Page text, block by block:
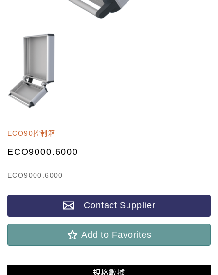
ECO90控制箱
ECO9000.6000
ECO9000.6000
Contact Supplier
Add to Favorites
規格數據